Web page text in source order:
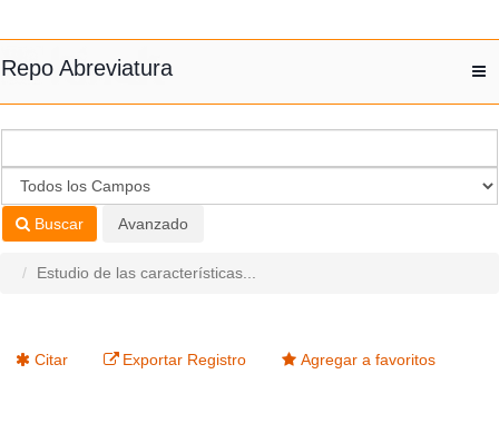
Repo Abreviatura
Buscar Avanzado
Estudio de las características...
Citar Exportar Registro Agregar a favoritos